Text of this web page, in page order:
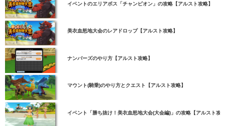
イベントのエリアボス「チャンピオン」の攻略【アルスト攻略】
美衣血怒地大会のレアドロップ【アルスト攻略】
ナンバーズのやり方【アルスト攻略】
マウント(騎乗)のやり方とクエスト【アルスト攻略】
イベント「勝ち抜け！美衣血怒地大会(大会編)」の攻略【アルスト攻